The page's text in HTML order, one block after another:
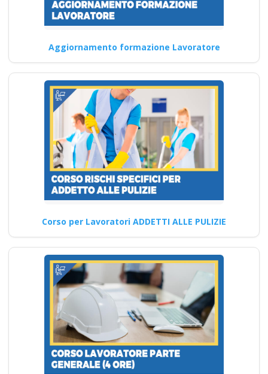
Aggiornamento professionale
in materia di HACCP: corso
per addetti e responsabili
Continua
Corso persona
avvertita PAV rischio
elettrico:
promuovere la
cultura della
sicurezza Nuovo
accordo stato
regioni 2025 rspp
esterno interno rls
rlst preposto datore
Evento formativo
seminari gratuiti più
partecipati dai
soggetto formatore
Aggiornamento formazione Lavoratore
Corso per Lavoratori ADDETTI ALLE PULIZIE